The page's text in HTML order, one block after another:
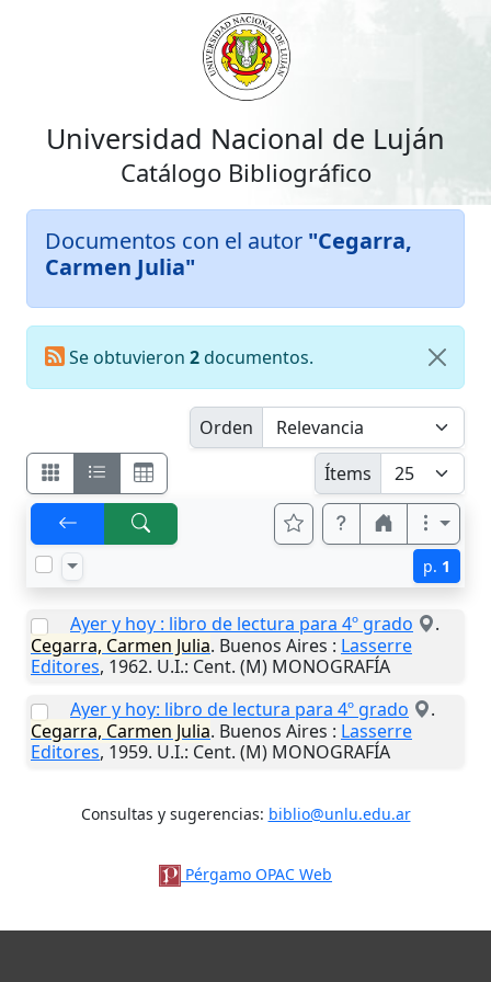
Universidad Nacional de Luján
Catálogo Bibliográfico
Documentos con el autor "Cegarra,
Carmen Julia"
Se obtuvieron 2documentos.
Orden
Ítems
p. 1
Ayer y hoy : libro de lectura para 4º grado
.
Cegarra, Carmen Julia. Buenos Aires : Lasserre
Editores, 1962. U.I.: Cent. (M) MONOGRAFÍA
Ayer y hoy: libro de lectura para 4º grado
.
Cegarra, Carmen Julia. Buenos Aires : Lasserre
Editores, 1959. U.I.: Cent. (M) MONOGRAFÍA
Consultas y sugerencias: biblio@unlu.edu.ar
Pérgamo OPAC Web